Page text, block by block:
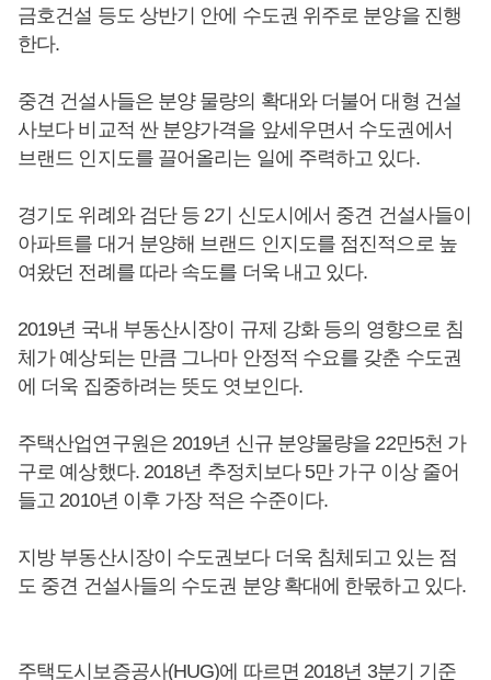
금호건설 등도 상반기 안에 수도권 위주로 분양을 진행
한다.
중견 건설사들은 분양 물량의 확대와 더불어 대형 건설
사보다 비교적 싼 분양가격을 앞세우면서 수도권에서
브랜드 인지도를 끌어올리는 일에 주력하고 있다.
경기도 위례와 검단 등 2기 신도시에서 중견 건설사들이
아파트를 대거 분양해 브랜드 인지도를 점진적으로 높
여왔던 전례를 따라 속도를 더욱 내고 있다.
2019년 국내 부동산시장이 규제 강화 등의 영향으로 침
체가 예상되는 만큼 그나마 안정적 수요를 갖춘 수도권
에 더욱 집중하려는 뜻도 엿보인다.
주택산업연구원은 2019년 신규 분양물량을 22만5천 가
구로 예상했다. 2018년 추정치보다 5만 가구 이상 줄어
들고 2010년 이후 가장 적은 수준이다.
지방 부동산시장이 수도권보다 더욱 침체되고 있는 점
도 중견 건설사들의 수도권 분양 확대에 한몫하고 있다.
주택도시보증공사(HUG)에 따르면 2018년 3분기 기준